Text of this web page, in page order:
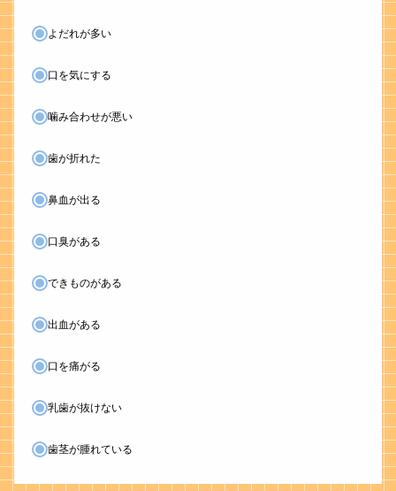
よだれが多い
口を気にする
噛み合わせが悪い
歯が折れた
鼻血が出る
口臭がある
できものがある
出血がある
口を痛がる
乳歯が抜けない
歯茎が腫れている